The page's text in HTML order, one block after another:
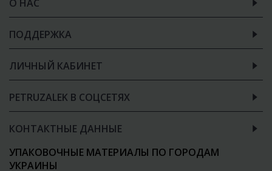
О НАС
ПОДДЕРЖКА
ЛИЧНЫЙ КАБИНЕТ
PETRUZALEK В СОЦСЕТЯХ
КОНТАКТНЫЕ ДАННЫЕ
УПАКОВОЧНЫЕ МАТЕРИАЛЫ ПО ГОРОДАМ
УКРАИНЫ